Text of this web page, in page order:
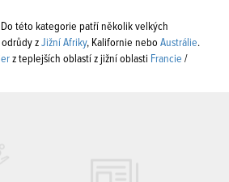
této kategorie patří několik velkých
z Jižní Afriky, Kalifornie nebo Austrálie.
z teplejších oblastí z jižní oblasti Francie /